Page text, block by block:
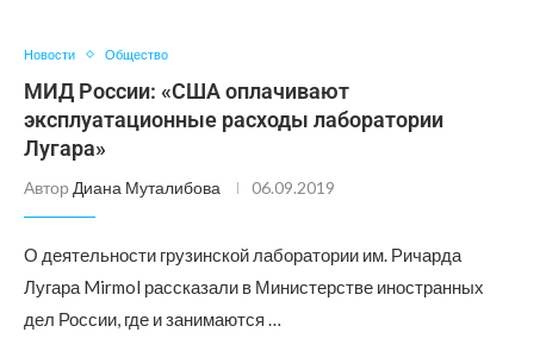
Новости Общество
МИД России: «США оплачивают
эксплуатационные расходы лаборатории
Лугара»
Автор Диана Муталибова 06.09.2019
О деятельности грузинской лаборатории им. Ричарда
Лугара Mirmol рассказали в Министерстве иностранных
дел России, где и занимаются …